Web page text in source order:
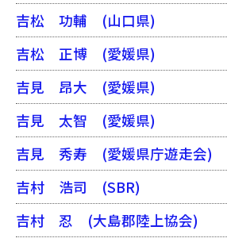
吉松 功輔 (山口県)
吉松 正博(愛媛県)
吉見 昂大 (愛媛県)
吉見 太智 (愛媛県)
吉見 秀寿 (愛媛県庁遊走会)
吉村 浩司 (SBR)
吉村 忍 (大島郡陸上協会)